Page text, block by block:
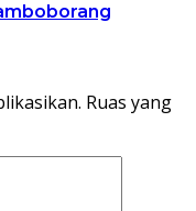
Ruas yang